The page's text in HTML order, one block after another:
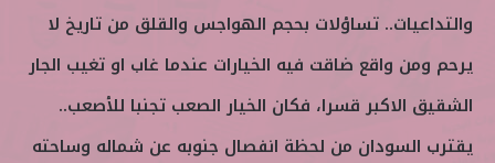
ي
والتداعيات.. تساؤلات بحجم الهواجس والقلق من تاريخ لا
يرحم ومن واقع ضاقت فيه الخيارات عندما غاب او تغيب الجار
الشقيق الاكبر قسرا، فكان الخيار الصعب تجنبا للأصعب..
يقترب السودان من لحظة انفصال جنوبه عن شماله وساحته